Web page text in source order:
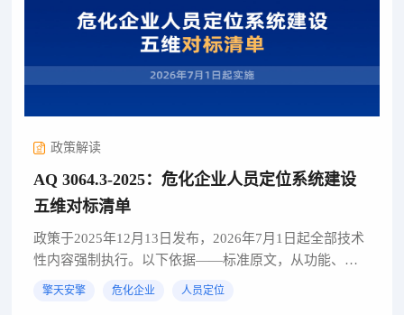
政策解读
AQ 3064.3-2025：危化企业人员定位系统建设
五维对标清单
政策于2025年12月13日发布，2026年7月1日起全部技术
性内容强制执行。以下依据——标准原文，从功能、硬
件、性能、联动、数据共享五维度梳理核心建设要求01.
擎天安擎 危化企业 人员定位